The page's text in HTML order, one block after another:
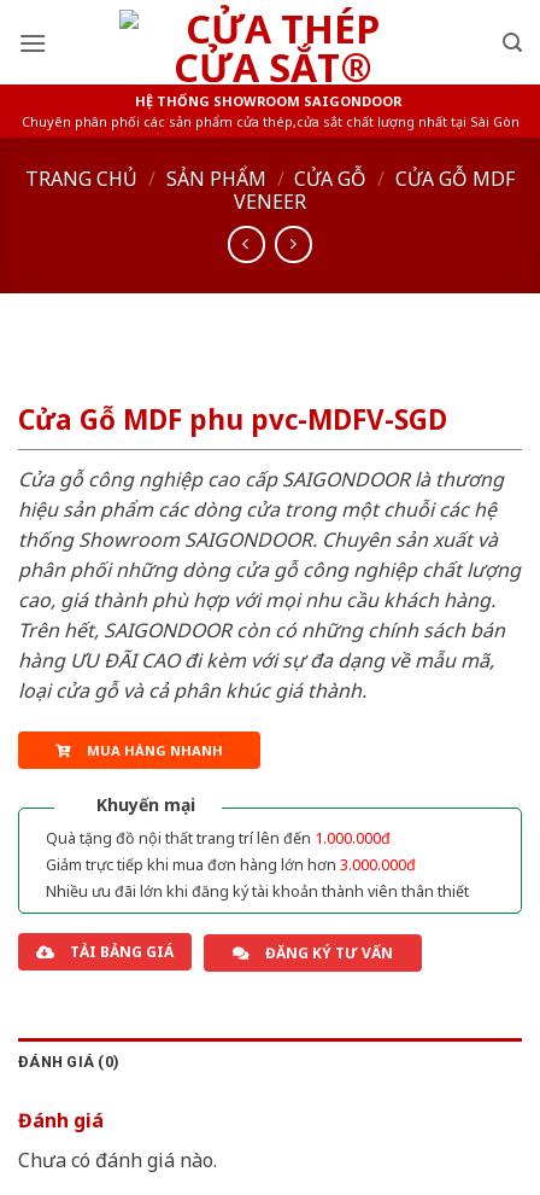
HỆ THỐNG SHOWROOM SAIGONDOOR
Chuyên phân phối các sản phẩm cửa thép,cửa sắt chất lượng nhất tại Sài Gòn
TRANG CHỦ / SẢN PHẨM / CỬA GỖ / CỬA GỖ MDF
VENEER
Cửa Gỗ MDF phu pvc-MDFV-SGD
Cửa gỗ công nghiệp cao cấp SAIGONDOOR là thương
hiệu sản phẩm các dòng cửa trong một chuỗi các hệ
thống Showroom SAIGONDOOR. Chuyên sản xuất và
phân phối những dòng cửa gỗ công nghiệp chất lượng
cao, giá thành phù hợp với mọi nhu cầu khách hàng.
Trên hết, SAIGONDOOR còn có những chính sách bán
hàng ƯU ĐÃI CAO đi kèm với sự đa dạng về mẫu mã,
loại cửa gỗ và cả phân khúc giá thành.
MUA HÀNG NHANH
Khuyến mại
Quà tặng đồ nội thất trang trí lên đến 1.000.000đ
Giảm trực tiếp khi mua đơn hàng lớn hơn 3.000.000đ
Nhiều ưu đãi lớn khi đăng ký tài khoản thành viên thân thiết
TẢI BẢNG GIÁ ĐĂNG KÝ TƯ VẤN
ĐÁNH GIÁ (0)
Đánh giá
Chưa có đánh giá nào.